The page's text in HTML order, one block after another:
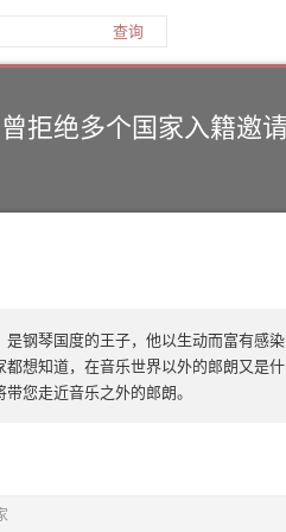
查询
拒绝多个国家入籍邀请
钢琴国度的王子，他以生动而富有感
想知道，在音乐世界以外的郎朗又是
您走近音乐之外的郎朗。